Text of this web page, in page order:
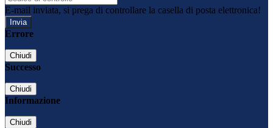
E-mail inviata, si prega di controllare la casella di posta elettronica!
Errore
Chiudi
Successo
Chiudi
Informazione
Chiudi